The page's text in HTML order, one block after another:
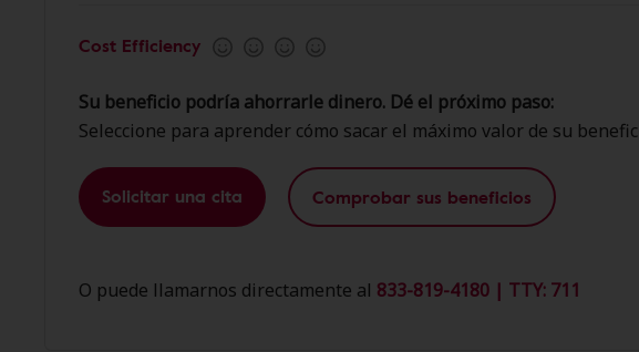
Cost Efficiency
Su beneficio podría ahorrarle dinero. Dé el próximo paso:
Seleccione para aprender cómo sacar el máximo valor de su
Solicitar una cita Comprobar sus beneficios
O puede llamarnos directamente al 833-819-4180 | TTY: 711